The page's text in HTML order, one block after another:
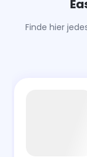
und gleichen
Finde hier